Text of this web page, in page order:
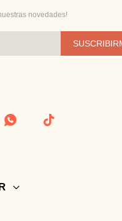
novedades!
 